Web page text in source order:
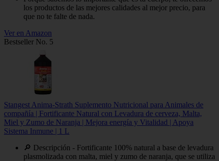
los productos de las mejores calidades al mejor precio, para
que no te falte de nada.
Ver en Amazon
Bestseller No. 5
Stangest Anima-Strath Suplemento Nutricional para Animales de
compañía | Fortificante Natural con Levadura de cerveza, Malta,
Miel y Zumo de Naranja | Mejora energía y Vitalidad | Apoya
Sistema Inmune | 1 L
🔎 Descripción - Fortificante 100% natural a base de levadura
plasmolizada con malta, miel y zumo de naranja, que se utiliza